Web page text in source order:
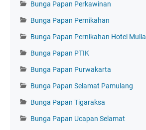
Bunga Papan Perkawinan
Bunga Papan Pernikahan
Bunga Papan Pernikahan Hotel Mulia
Bunga Papan PTIK
Bunga Papan Purwakarta
Bunga Papan Selamat Pamulang
Bunga Papan Tigaraksa
Bunga Papan Ucapan Selamat